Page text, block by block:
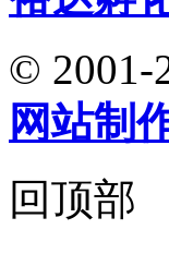
© 2001-
网站制
回顶部